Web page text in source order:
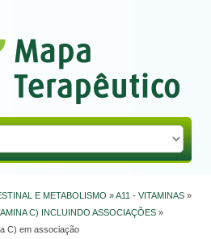
E METABOLISMO »A11 - VITAMINAS »
C) INCLUINDO ASSOCIAÇÕES »
C) em associação